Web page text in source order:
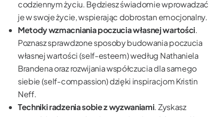
codziennym życiu. Będziesz świadomie wprowadzać
je w swoje życie, wspierając dobrostan emocjonalny.
Metody wzmacniania poczucia własnej wartości.
Poznasz sprawdzone sposoby budowania poczucia
własnej wartości (self-esteem) według Nathaniela
Brandena oraz rozwijania współczucia dla samego
siebie (self-compassion) dzięki inspiracjom Kristin
Neff.
Techniki radzenia sobie z wyzwaniami. Zyskasz